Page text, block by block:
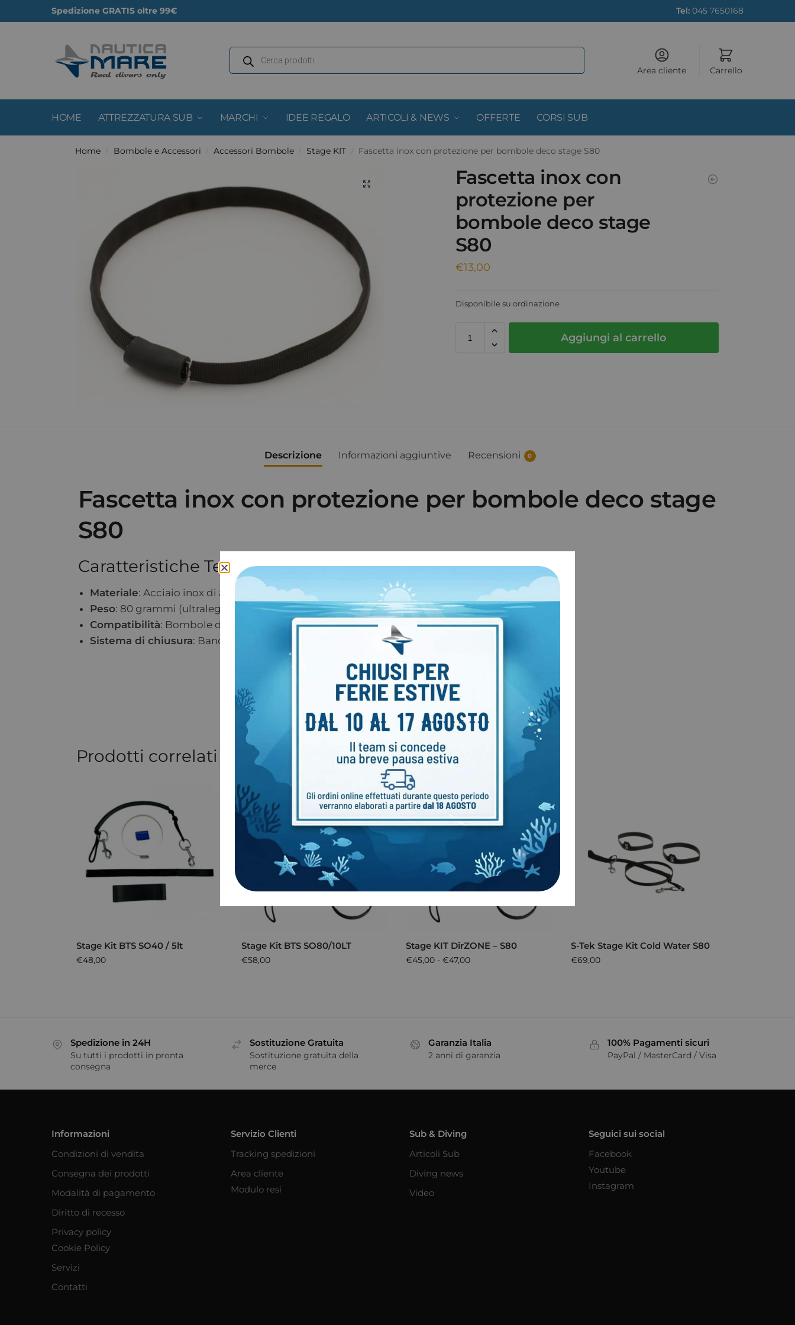
Spedizione GRATIS oltre 99€ Tel: 045 7650168
Area cliente Carrello
HOME ATTREZZATURA SUB MARCHI IDEE REGALO ARTICOLI & NEWS OFFERTE CORSI SUB
Home Bombole e Accessori Accessori Bombole Stage KIT Fascetta inox con protezione per bombole deco stage S80
Fascetta inox con
protezione per
bombole deco stage
S80
€13,00
Disponibile su ordinazione
Aggiungi al carrello
Descrizione Informazioni aggiuntive Recensioni 0
Fascetta inox con protezione per bombole deco stage
S80
Caratteristiche Tecniche
Materiale: Acciaio inox di alta qualità
Peso: 80 grammi (ultraleggero)
Compatibilità: Bombole da sub in alluminio S80
Sistema di chiusura: Band lock professionale
DirZONE
Prodotti correlati
Stage Kit BTS SO40 / 5lt
€48,00
Stage Kit BTS SO80/10LT
€58,00
Stage KIT DirZONE – S80
€45,00 - €47,00
S-Tek Stage Kit Cold Water S80
€69,00
Spedizione in 24H
Su tutti i prodotti in pronta
consegna
Sostituzione Gratuita
Sostituzione gratuita della
merce
Garanzia Italia
2 anni di garanzia
100% Pagamenti sicuri
PayPal / MasterCard / Visa
Informazioni
Condizioni di vendita
Consegna dei prodotti
Modalità di pagamento
Diritto di recesso
Privacy policy
Cookie Policy
Servizi
Contatti
Servizio Clienti
Tracking spedizioni
Area cliente
Modulo resi
Sub & Diving
Articoli Sub
Diving news
Video
Seguici sui social
Facebook
Youtube
Instagram